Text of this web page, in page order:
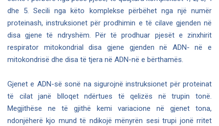
dhe 5. Secili nga këto komplekse përbëhet nga një numër
proteinash, instruksionet për prodhimin e të cilave gjenden në
disa gjene të ndryshëm. Për të prodhuar pjesët e zinxhirit
respirator mitokondrial disa gjene gjenden në ADN- në e
mitokondrisë dhe disa të tjera në ADN-në e bërthamës.
Gjenet e ADN-së sonë na sigurojnë instruksionet për proteinat
të cilat janë blloqet ndërtues të qelizës në trupin tonë.
Megjithëse ne të gjithë kemi variacione në gjenet tona,
ndonjëherë kjo mund të ndikojë mënyrën sesi trupi jonë rritet